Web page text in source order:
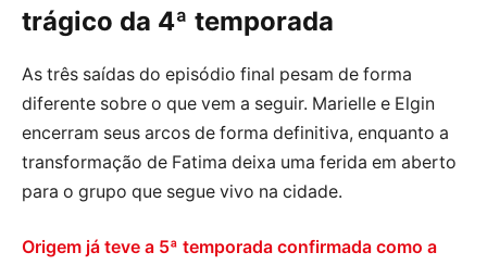
trágico da 4ª temporada
As três saídas do episódio final pesam de forma
diferente sobre o que vem a seguir. Marielle e Elgin
encerram seus arcos de forma definitiva, enquanto a
transformação de Fatima deixa uma ferida em aberto
para o grupo que segue vivo na cidade.
Origem já teve a 5ª temporada confirmada como a